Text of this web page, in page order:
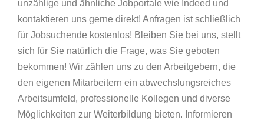
unzählige und ähnliche Jobportale wie Indeed und
kontaktieren uns gerne direkt! Anfragen ist schließlich
für Jobsuchende kostenlos! Bleiben Sie bei uns, stellt
sich für Sie natürlich die Frage, was Sie geboten
bekommen! Wir zählen uns zu den Arbeitgebern, die
den eigenen Mitarbeitern ein abwechslungsreiches
Arbeitsumfeld, professionelle Kollegen und diverse
Möglichkeiten zur Weiterbildung bieten. Informieren